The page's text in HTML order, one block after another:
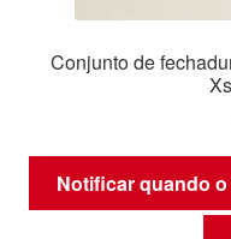
Conjunto de
Notificar quando